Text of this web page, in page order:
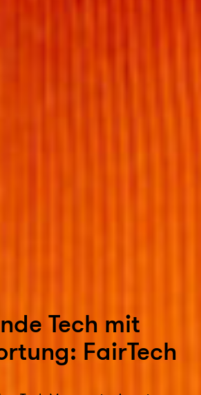
Tech mit
FairTech